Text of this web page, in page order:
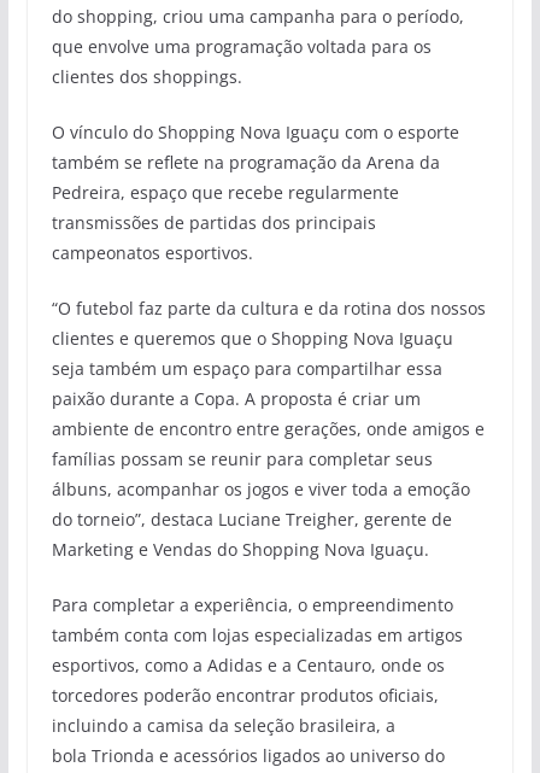
do shopping, criou uma campanha para o período,
que envolve uma programação voltada para os
clientes dos shoppings.
O vínculo do Shopping Nova Iguaçu com o esporte
também se reflete na programação da Arena da
Pedreira, espaço que recebe regularmente
transmissões de partidas dos principais
campeonatos esportivos.
“O futebol faz parte da cultura e da rotina dos nossos
clientes e queremos que o Shopping Nova Iguaçu
seja também um espaço para compartilhar essa
paixão durante a Copa. A proposta é criar um
ambiente de encontro entre gerações, onde amigos e
famílias possam se reunir para completar seus
álbuns, acompanhar os jogos e viver toda a emoção
do torneio”, destaca Luciane Treigher, gerente de
Marketing e Vendas do Shopping Nova Iguaçu.
Para completar a experiência, o empreendimento
também conta com lojas especializadas em artigos
esportivos, como a Adidas e a Centauro, onde os
torcedores poderão encontrar produtos oficiais,
incluindo a camisa da seleção brasileira, a
bola Trionda e acessórios ligados ao universo do